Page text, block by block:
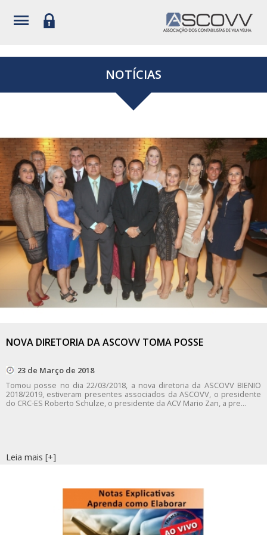
NOTÍCIAS
NOVA DIRETORIA DA ASCOVV TOMA POSSE
23 de Março de 2018
Tomou posse no dia 22/03/2018, a nova diretoria da ASCOVV BIENIO
2018/2019, estiveram presentes associados da ASCOVV, o presidente
do CRC-ES Roberto Schulze, o presidente da ACV Mario Zan, a pre...
Leia mais [+]